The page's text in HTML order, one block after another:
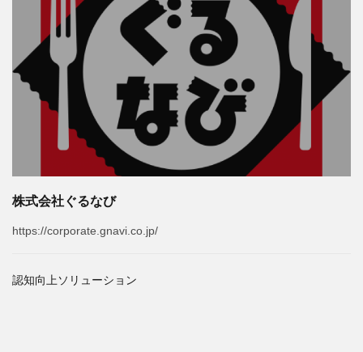
株式会社ぐるなび
https://corporate.gnavi.co.jp/
認知向上ソリューション